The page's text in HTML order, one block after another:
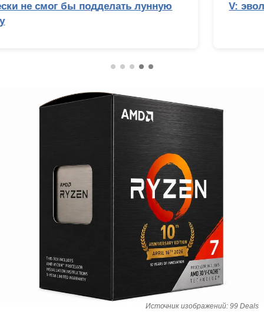
V: эволюция с человеческим лицом
Источник изображений: 99 Deals